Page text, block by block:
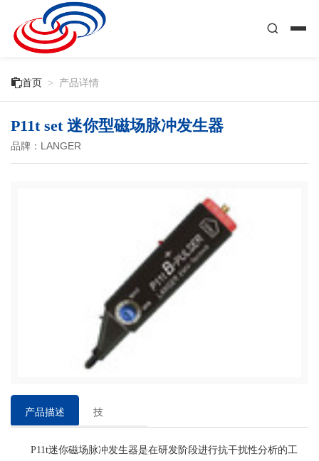
首页 > 产品详情
P11t set 迷你型磁场脉冲发生器
品牌：LANGER
产品描述
技
参
P11t迷你磁场脉冲发生器是在研发阶段进行抗干扰性分析的工